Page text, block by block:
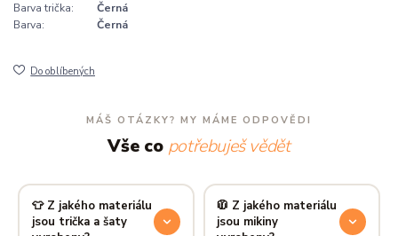
Barva trička:
Černá
Barva:
Černá
Do oblíbených
MÁŠ OTÁZKY? MY MÁME ODPOVĚDI
Vše co potřebuješ vědět
👕 Z jakého materiálu
jsou trička a šaty
🧥 Z jakého materiálu
jsou mikiny